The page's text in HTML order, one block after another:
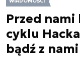
Przed
cyklu
bądź z